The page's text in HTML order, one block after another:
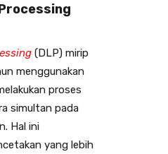
(DLP) mirip
menggunakan
proses
simultan pada
Hal ini
yang lebih